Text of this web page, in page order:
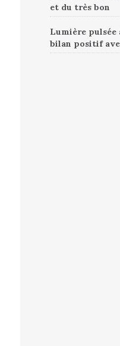
et du très bon
Lumière pulsée
bilan positif